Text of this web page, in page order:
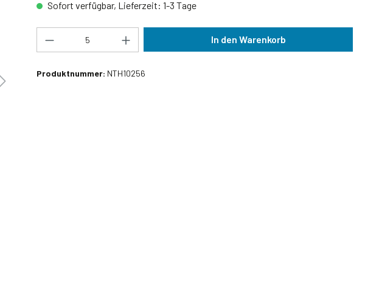
Sofort verfügbar, Lieferzeit: 1-3 Tage
Produkt Anzahl: Gib den gewünschten Wert ein
In den Warenkorb
Produktnummer: NTH10256